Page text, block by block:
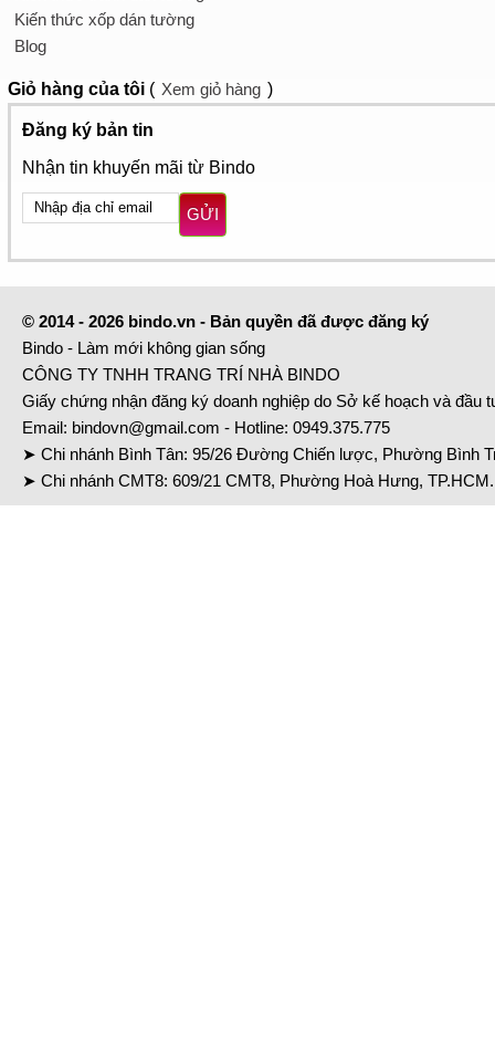
Kiến thức xốp dán tường
Blog
Giỏ hàng của tôi ( Xem giỏ hàng )
Đăng ký bản tin
Nhận tin khuyến mãi từ Bindo
GỬI
© 2014 - 2026 bindo.vn - Bản quyền đã được đăng ký
Bindo - Làm mới không gian sống
CÔNG TY TNHH TRANG TRÍ NHÀ BINDO
Giấy chứng nhận đăng ký doanh nghiệp do Sở kế hoạch và đầu
Email: bindovn@gmail.com - Hotline: 0949.375.775
➤ Chi nhánh Bình Tân: 95/26 Đường Chiến lược, Phường Bình
➤ Chi nhánh CMT8: 609/21 CMT8, Phường Hoà Hưng,